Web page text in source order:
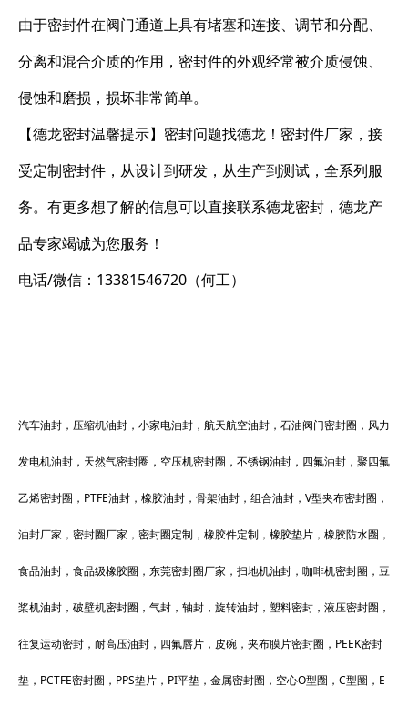
由于密封件在阀门通道上具有堵塞和连接、调节和分配、
分离和混合介质的作用，密封件的外观经常被介质侵蚀、
侵蚀和磨损，损坏非常简单。
【德龙密封温馨提示】密封问题找德龙！密封件厂家，接
受定制密封件，从设计到研发，从生产到测试，全系列服
务。有更多想了解的信息可以直接联系德龙密封，德龙产
品专家竭诚为您服务！
电话/微信：13381546720（何工）
汽车油封，压缩机油封，小家电油封，航天航空油封，石油阀门密封圈，风力
发电机油封，天然气密封圈，空压机密封圈，不锈钢油封，四氟油封，聚四氟
乙烯密封圈，PTFE油封，橡胶油封，骨架油封，组合油封，V型夹布密封圈，
油封厂家，密封圈厂家，密封圈定制，橡胶件定制，橡胶垫片，橡胶防水圈，
食品油封，食品级橡胶圈，东莞密封圈厂家，扫地机油封，咖啡机密封圈，豆
桨机油封，破壁机密封圈，气封，轴封，旋转油封，塑料密封，液压密封圈，
往复运动密封，耐高压油封，四氟唇片，皮碗，夹布膜片密封圈，PEEK密封
垫，PCTFE密封圈，PPS垫片，PI平垫，金属密封圈，空心O型圈，C型圈，E